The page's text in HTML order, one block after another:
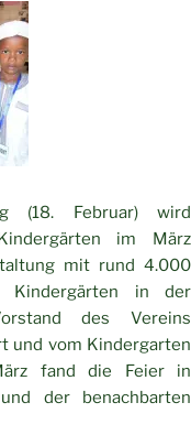
(18. Februar) wird
im März
mit rund 4.000
Kindergärten in der
des Vereins
und vom Kindergarten
fand die Feier in
der benachbarten